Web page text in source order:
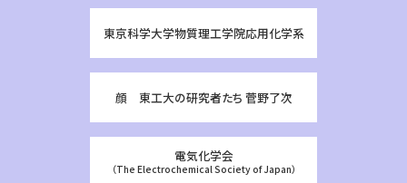
東京科学大学物質理工学院応用化学系
顔 東工大の研究者たち 菅野了次
電気化学会
（The Electrochemical Society of Japan）